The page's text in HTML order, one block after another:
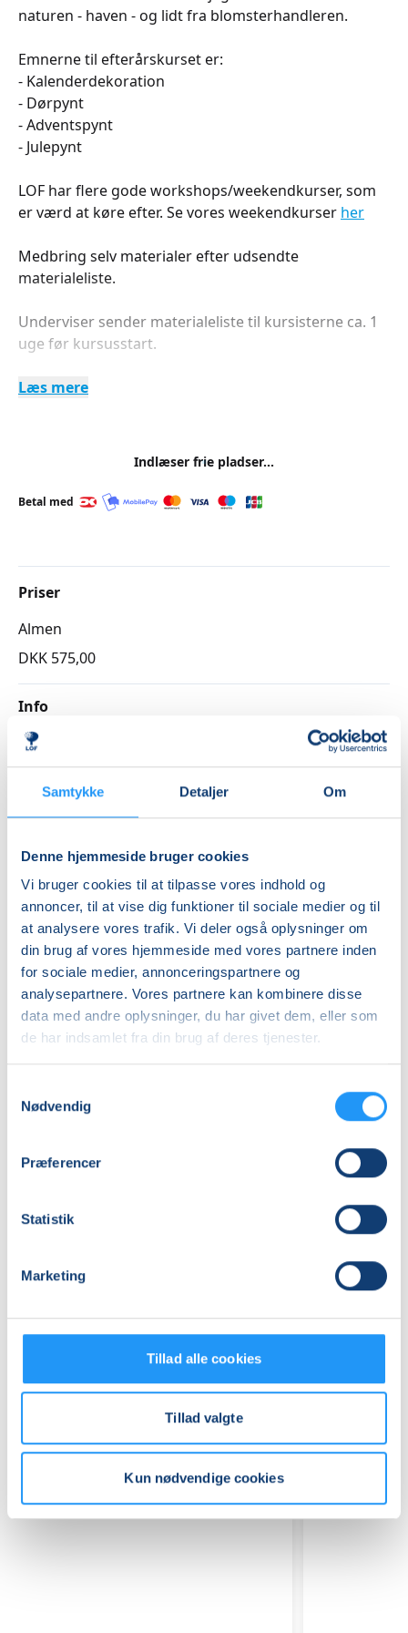
Samtykke Detaljer Om
Denne hjemmeside bruger cookies
Vi bruger cookies til at tilpasse vores indhold og
annoncer, til at vise dig funktioner til sociale medier og til
at analysere vores trafik. Vi deler også oplysninger om
din brug af vores hjemmeside med vores partnere inden
for sociale medier, annonceringspartnere og
analysepartnere. Vores partnere kan kombinere disse
data med andre oplysninger, du har givet dem, eller som
de har indsamlet fra din brug af deres tjenester.
Nødvendig
Præferencer
Statistik
Marketing
Tillad alle cookies
Tillad valgte
Kun nødvendige cookies
naturen - haven - og lidt fra blomsterhandleren.
Emnerne til efterårskurset er:
- Kalenderdekoration
- Dørpynt
- Adventspynt
- Julepynt
LOF har flere gode workshops/weekendkurser, som
er værd at køre efter. Se vores weekendkurser her
Medbring selv materialer efter udsendte
materialeliste.
Underviser sender materialeliste til kursisterne ca. 1
uge før kursusstart.
Læs mere
Indlæser frie pladser...
Betal med
Priser
Almen
DKK 575,00
Info
Nummer
6474270
Første mødegang
Sidste mødegang
fredag 11.12.2026, kl. 13.15 - 16.00
Antal mødegange
3mødegange
Adresse
Vestermølle, Oddervej 80, 8660, Skanderborg(LOF
Keramikskolen)
Se på kort
Praktiske oplysninger
Relaterede hold